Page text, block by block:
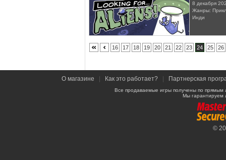
8 декабря
Жанры:
Инди
16 17 18 19 20 21 22 23 24 25 26
О магазине Как это работает? Партнерская
Все продаваемые игры получены по
Мы гарантируем
©